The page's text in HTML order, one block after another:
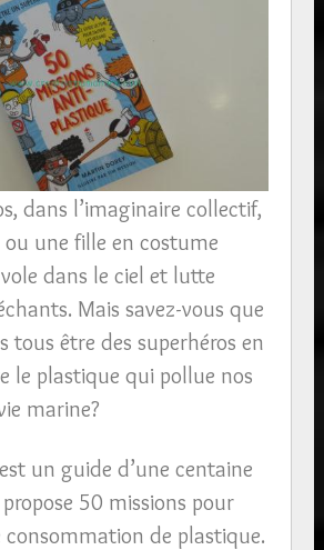
dans l’imaginaire collectif,
ou une fille en costume
dans le ciel et lutte
Mais savez-vous que
tous être des superhéros en
le plastique qui pollue nos
marine?
un guide d’une centaine
50 missions pour
de plastique.